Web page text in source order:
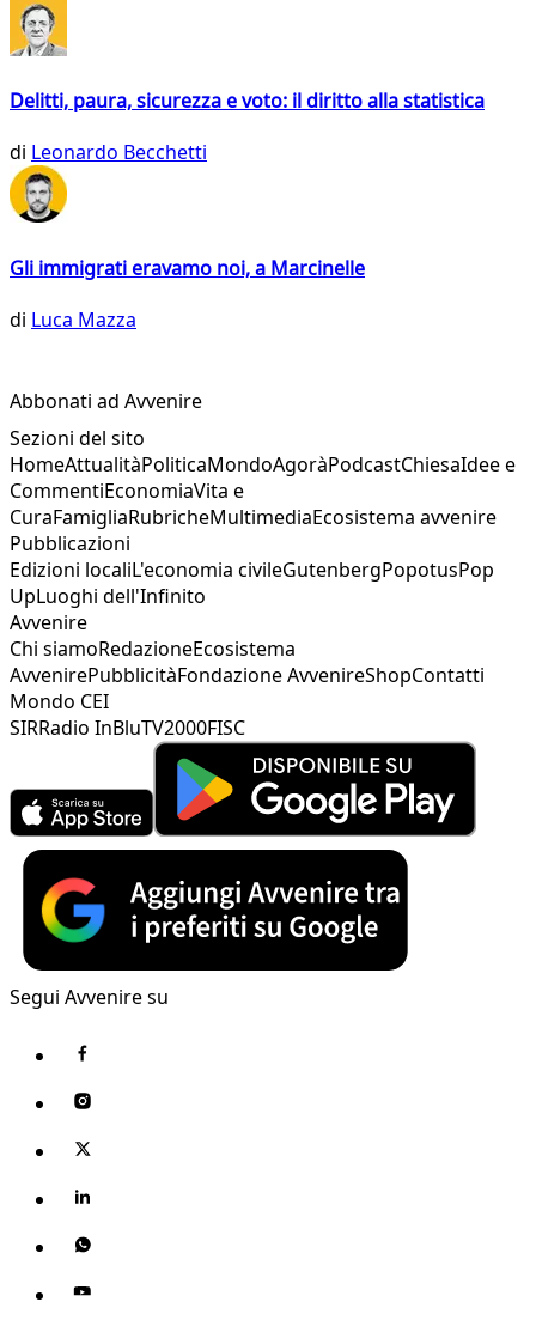
Delitti, paura, sicurezza e voto: il diritto alla statistica
di Leonardo Becchetti
Gli immigrati eravamo noi, a Marcinelle
di Luca Mazza
Abbonati ad Avvenire
Sezioni del sito
HomeAttualitàPoliticaMondoAgoràPodcastChiesaIdee e
CommentiEconomiaVita e
CuraFamigliaRubricheMultimediaEcosistema avvenire
Pubblicazioni
Edizioni localiL'economia civileGutenbergPopotusPop
UpLuoghi dell'Infinito
Avvenire
Chi siamoRedazioneEcosistema
AvvenirePubblicitàFondazione AvvenireShopContatti
Mondo CEI
SIRRadio InBluTV2000FISC
Segui Avvenire su